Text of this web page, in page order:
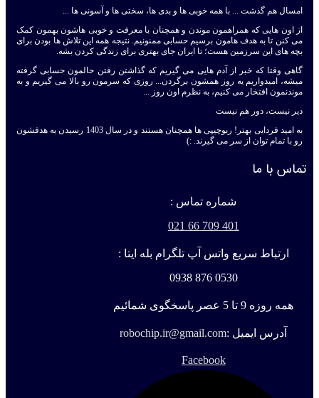
امسال هم گذشت ... با همه خوبی ها و بدی ها، سختی ها و آسونی ها ...
از اون هایی که همراهمون موندن و همچنان با معرفت و خوبی هاشون بهمون کمک
می کنن تا به هدف هامون برسیم حسابی ممنونیم. نتیجه همه این تلاش ها بودن برای
بچه های این سرزمین هست؛ تا ایران جای بهتری برای زندگی کردن بشه.
گاهی وقتا که خبر از آدم هایی می گیریم که گذاشتن رفتن حالمون حسابی گرفته
میشه، امیدواریم یه روز همشون برگردن... روزی که سرمون رو بالا می گیریم و به
موندنمون افتخار می کنیم، به نظرم اون روز ...
دیر نیست، دور هم نیست
به امید فردایی بهتر! ربوچیپی ها همچنان هستند و در سال 1403 رسیدن به هدفشون
رو با تمام توان از سر می گیرند. :)
تماس با ما
شماره تماس :
401 709 66 021
ارتباط سریع واتس آپ تلگرام بله ایتا :
0530 876 0938
همه روزه 9 تا 5 عصر پاسخگوی شمائیم
آدرس ایمیل :robochip.ir@gmail.com
Facebook